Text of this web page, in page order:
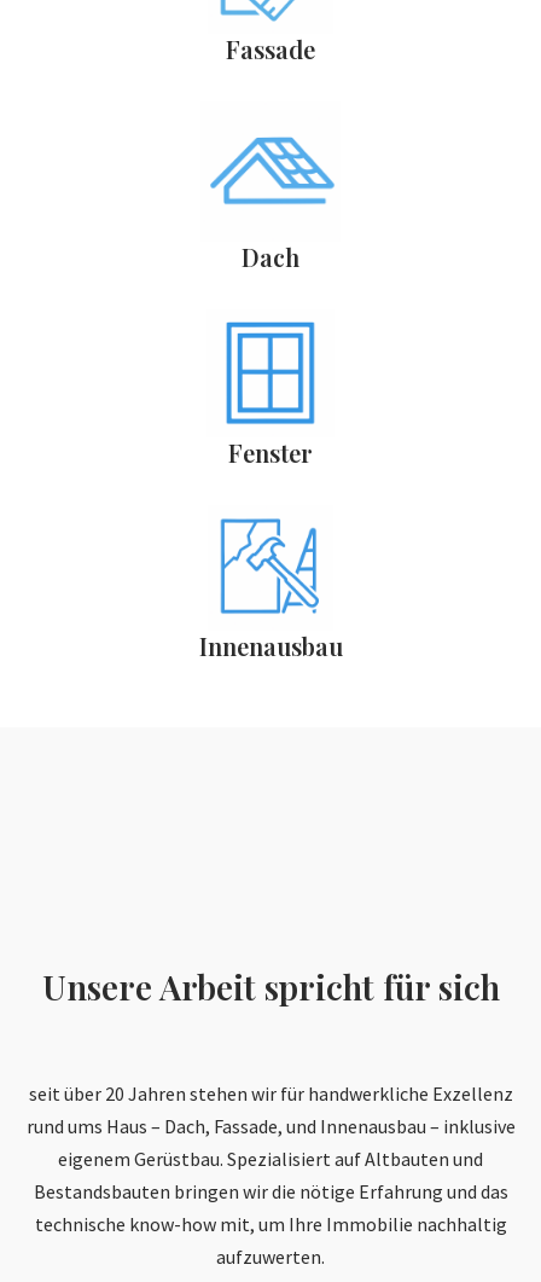
Fassade
Dach
Fenster
Innenausbau
Unsere Arbeit spricht für sich
seit über 20 Jahren stehen wir für handwerkliche Exzellenz
rund ums Haus – Dach, Fassade, und Innenausbau – inklusive
eigenem Gerüstbau. Spezialisiert auf Altbauten und
Bestandsbauten bringen wir die nötige Erfahrung und das
technische know-how mit, um Ihre Immobilie nachhaltig
aufzuwerten.